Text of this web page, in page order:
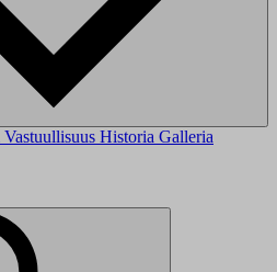
Vastuullisuus Historia Galleria